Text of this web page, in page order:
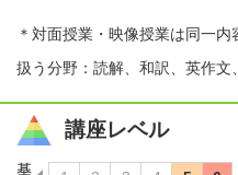
＊対面授業・映像授業は同一内
扱う分野：読解、和訳、英作文
講座レベル